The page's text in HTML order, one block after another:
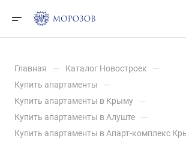
Главная — Каталог Новостроек —
Купить апартаменты —
Купить апартаменты в Крыму —
Купить апартаменты в Алуште —
Купить апартаменты в Апарт-комплекс